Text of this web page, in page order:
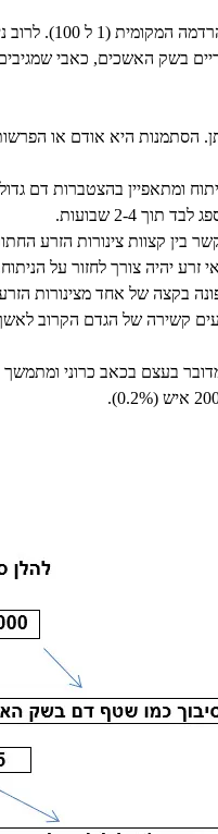
בפעולה לאחר חלוף התופעה.
בשק האשכים, כאבי
הסתמנות היא אודם או
יכול להתרחש תוך 24 שעות
2-4 שבועות.
לחזור על הניתוח. הסיכוי לכך
קשירה של הגדם הקרוב
בעצם בכאב כרוני